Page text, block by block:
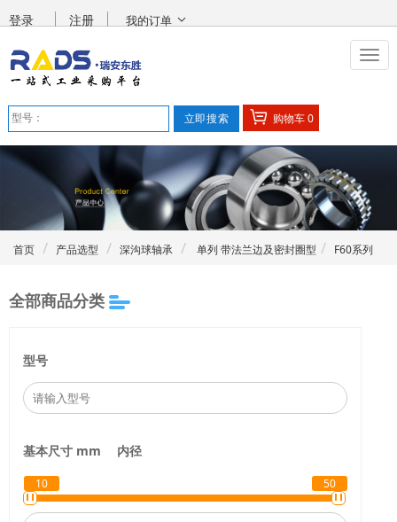
登录 注册 我的订单
购物车0
首页 产品选型 深沟球轴承 单列 带法兰边及密封圈型 F60系列
全部商品分类
型号
基本尺寸 mm 内径
10 50